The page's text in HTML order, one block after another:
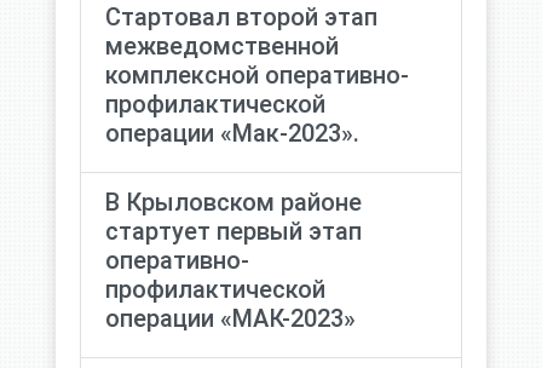
Стартовал второй этап
межведомственной
комплексной оперативно-
профилактической
операции «Мак-2023».
В Крыловском районе
стартует первый этап
оперативно-
профилактической
операции «МАК-2023»